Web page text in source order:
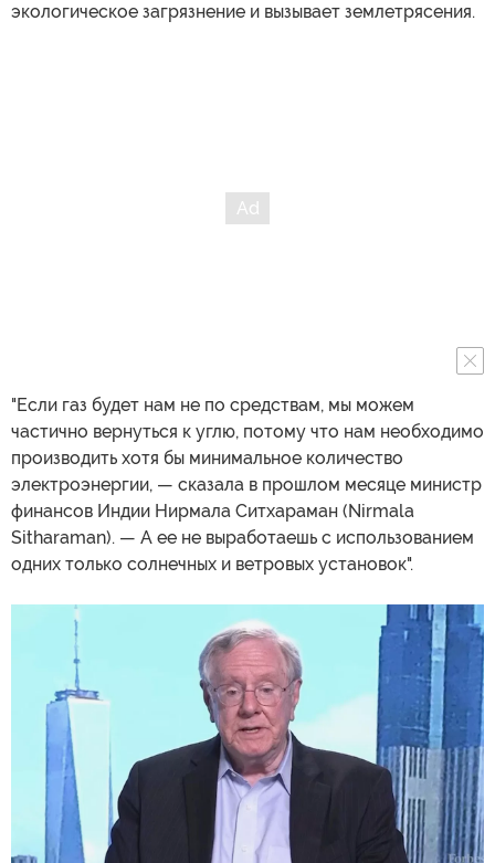
экологическое загрязнение и вызывает землетрясения.
"Если газ будет нам не по средствам, мы можем
частично вернуться к углю, потому что нам необходимо
производить хотя бы минимальное количество
электроэнергии, — сказала в прошлом месяце министр
финансов Индии Нирмала Ситхараман (Nirmala
Sitharaman). — А ее не выработаешь с использованием
одних только солнечных и ветровых установок".